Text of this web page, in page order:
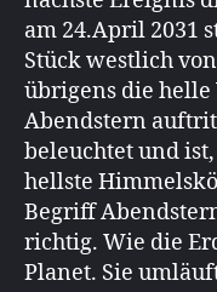
am 24.April 2031
Stück westlich
übrigens die helle
Abendstern
beleuchtet und
hellste
Begriff
richtig. Wie die
Planet. Sie